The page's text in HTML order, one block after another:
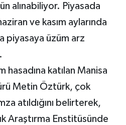
alınabiliyor. Piyasada
ve kasım aylarında
piyasaya üzüm arz
hasadına katılan Manisa
Metin Öztürk, çok
atıldığını belirterek,
Araştırma Enstitüsünde